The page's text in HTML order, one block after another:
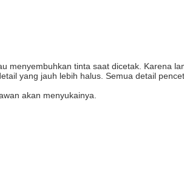
menyembuhkan tinta saat dicetak. Karena
yang jauh lebih halus. Semua detail
akan menyukainya.